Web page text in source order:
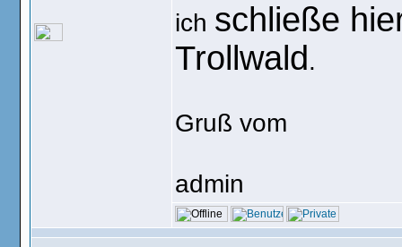
ich schließe
Trollwald .
Gruß vom
admin